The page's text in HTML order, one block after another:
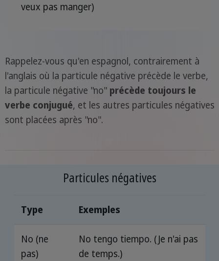
veux pas manger)
Rappelez-vous qu'en espagnol, contrairement à
l'anglais où la particule négative précède le verbe,
la particule négative "no" précède toujours le
verbe conjugué, et les autres particules négatives
sont placées après "no".
Particules négatives
Type Exemples
No (ne
pas)
No tengo tiempo. (Je n'ai pas
de temps.)